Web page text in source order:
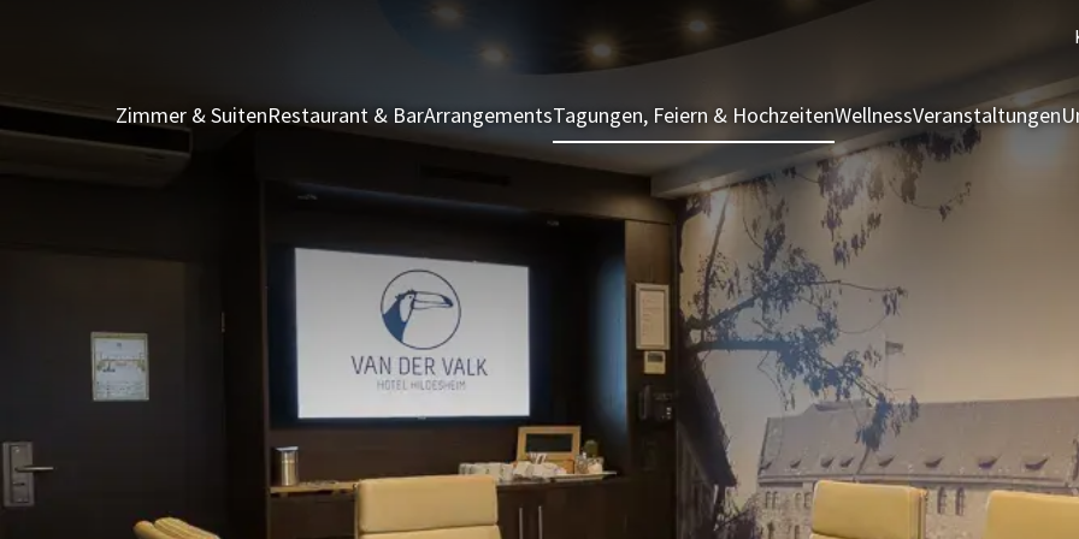
Zimmer & SuitenRestaurant & BarArrangementsTagungen, Feiern & HochzeitenWellnessVeranstaltungen